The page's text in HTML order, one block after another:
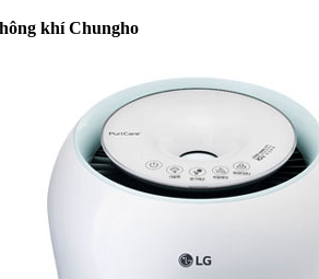
khí Chungho